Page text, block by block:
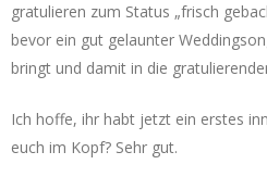
gratulieren zum Status „frisch
bevor ein gut gelaunter
bringt und damit in die
Ich hoffe, ihr habt jetzt ein erstes
euch im Kopf? Sehr gut.